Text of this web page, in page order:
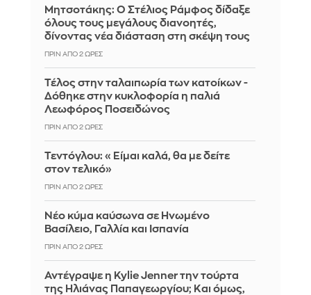
Μητσοτάκης: Ο Στέλιος Ράμφος δίδαξε
όλους τους μεγάλους διανοητές,
δίνοντας νέα διάσταση στη σκέψη τους
ΠΡΙΝ ΑΠΌ 2 ΏΡΕΣ
Τέλος στην ταλαιπωρία των κατοίκων -
Δόθηκε στην κυκλοφορία η παλιά
Λεωφόρος Ποσειδώνος
ΠΡΙΝ ΑΠΌ 2 ΏΡΕΣ
Τεντόγλου: «Είμαι καλά, θα με δείτε
στον τελικό»
ΠΡΙΝ ΑΠΌ 2 ΏΡΕΣ
Νέο κύμα καύσωνα σε Ηνωμένο
Βασίλειο, Γαλλία και Ισπανία
ΠΡΙΝ ΑΠΌ 2 ΏΡΕΣ
Αντέγραψε η Kylie Jenner την τούρτα
της Ηλιάνας Παπαγεωργίου; Και όμως,